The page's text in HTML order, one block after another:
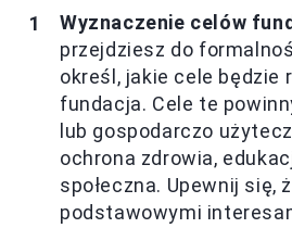
Wyznaczenie celów
przejdziesz do
określ, jakie cele będzie
fundacja. Cele te
lub gospodarczo
ochrona zdrowia,
społeczna. Upewnij się,
podstawowymi